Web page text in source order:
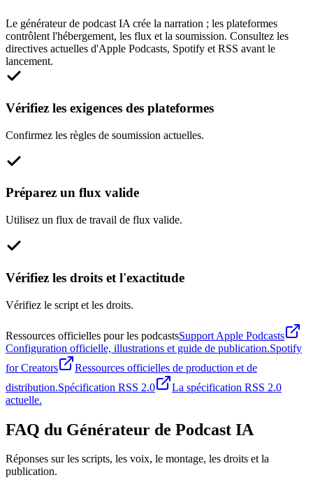
Le générateur de podcast IA crée la narration ; les plateformes
contrôlent l'hébergement, les flux et la soumission. Consultez les
directives actuelles d'Apple Podcasts, Spotify et RSS avant le
lancement.
Vérifiez les exigences des plateformes
Confirmez les règles de soumission actuelles.
Préparez un flux valide
Utilisez un flux de travail de flux valide.
Vérifiez les droits et l'exactitude
Vérifiez le script et les droits.
Ressources officielles pour les podcastsSupport Apple Podcasts
Configuration officielle, illustrations et guide de publication.Spotify
for Creators
Ressources officielles de production et de
distribution.Spécification RSS 2.0
La spécification RSS 2.0
actuelle.
FAQ du Générateur de Podcast IA
Réponses sur les scripts, les voix, le montage, les droits et la
publication.